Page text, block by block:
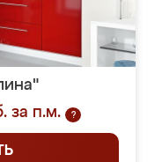
за п.м.
?